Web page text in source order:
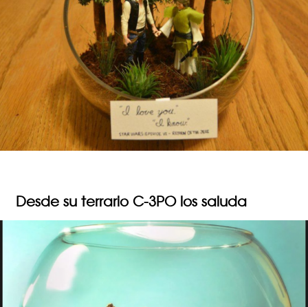
Desde su terrario C-3PO los saluda